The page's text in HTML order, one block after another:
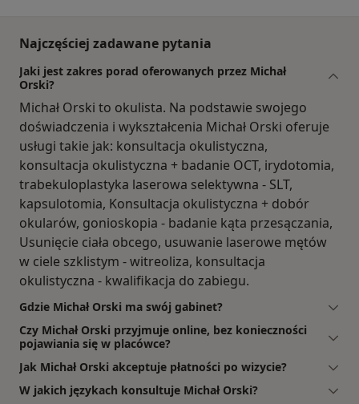
Najczęściej zadawane pytania
Jaki jest zakres porad oferowanych przez Michał
Orski?
Michał Orski to okulista. Na podstawie swojego
doświadczenia i wykształcenia Michał Orski oferuje
usługi takie jak: konsultacja okulistyczna,
konsultacja okulistyczna + badanie OCT, irydotomia,
trabekuloplastyka laserowa selektywna - SLT,
kapsulotomia, Konsultacja okulistyczna + dobór
okularów, gonioskopia - badanie kąta przesączania,
Usunięcie ciała obcego, usuwanie laserowe mętów
w ciele szklistym - witreoliza, konsultacja
okulistyczna - kwalifikacja do zabiegu.
Gdzie Michał Orski ma swój gabinet?
Czy Michał Orski przyjmuje online, bez konieczności
pojawiania się w placówce?
Jak Michał Orski akceptuje płatności po wizycie?
W jakich językach konsultuje Michał Orski?